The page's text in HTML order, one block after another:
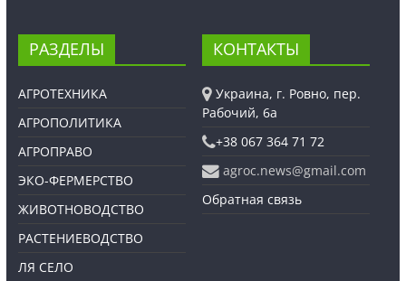
РАЗДЕЛЫ
АГРОТЕХНИКА
АГРОПОЛИТИКА
АГРОПРАВО
ЭКО-ФЕРМЕРСТВО
ЖИВОТНОВОДСТВО
РАСТЕНИЕВОДСТВО
ЛЯ СЕЛО
КОНТАКТЫ
Украина, г. Ровно, пер.
Рабочий, 6а
+38 067 364 71 72
agroc.news@gmail.com
Обратная связь